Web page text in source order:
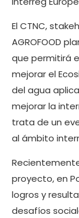
El CTNC,
AGROFOOD
que permitirá
mejorar el
del agua
mejorar la
trata de un
al ámbito
proyecto, en
logros y
desafíos